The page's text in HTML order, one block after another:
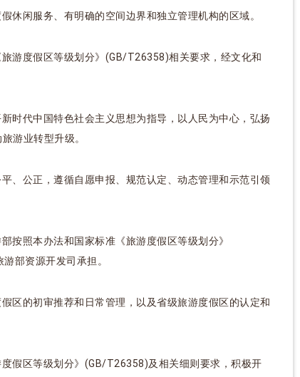
休闲服务、有明确的空间边界和独立管理机构的区域。
游度假区等级划分》(GB/T26358)相关要求，经文化和
时代中国特色社会主义思想为指导，以人民为中心，弘扬
游业转型升级。
、公正，遵循自愿申报、规范认定、动态管理和示范引领
按照本办法和国家标准《旅游度假区等级划分》
部资源开发司承担。
区的初审推荐和日常管理，以及省级旅游度假区的认定和
假区等级划分》(GB/T26358)及相关细则要求，积极开